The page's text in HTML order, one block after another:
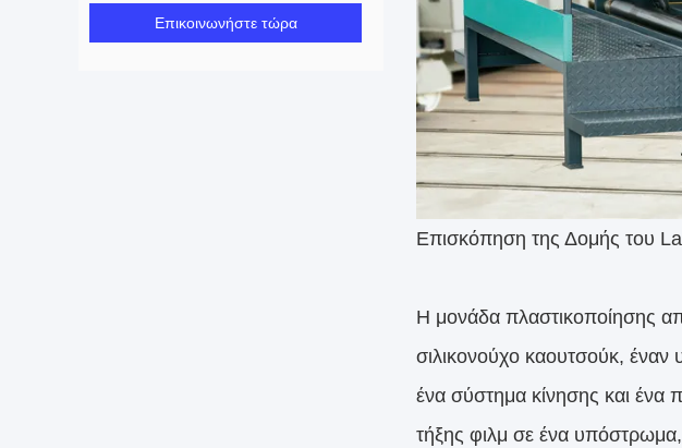
Επικοινωνήστε τώρα
Επισκόπηση της Δομής του
Η μονάδα πλαστικοποίησης
σιλικονούχο καουτσούκ,
ένα σύστημα κίνησης και ένα
τήξης φιλμ σε ένα